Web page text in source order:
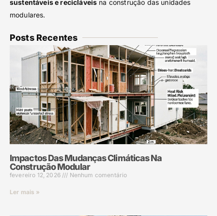
sustentáveis e recicláveis na construção das unidades
modulares.
Posts Recentes
Impactos Das Mudanças Climáticas Na
Construção Modular
fevereiro 12, 2026 Nenhum comentário
Ler mais »